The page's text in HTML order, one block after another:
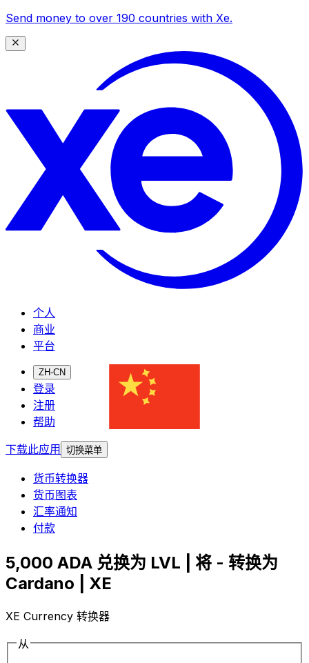
Send money to over 190 countries with Xe.
个人
商业
平台
ZH-CN
登录
注册
帮助
下载此应用
切换菜单
货币转换器
货币图表
汇率通知
付款
5,000 ADA 兑换为 LVL | 将 - 转换为
Cardano | XE
XE Currency 转换器
从